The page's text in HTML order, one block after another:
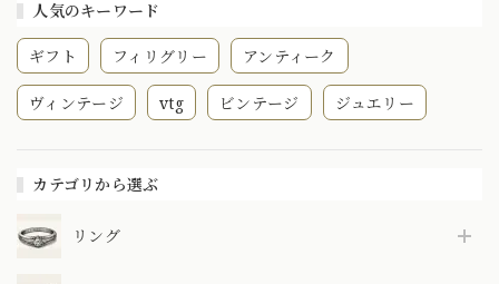
人気のキーワード
ギフト フィリグリー アンティーク
ヴィンテージ vtg ビンテージ ジュエリー
カテゴリから選ぶ
リング